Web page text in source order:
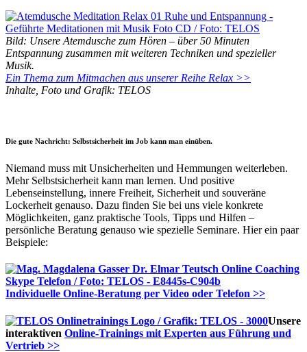
Bild: Unsere Atemdusche zum Hören – über 50 Minuten
Entspannung zusammen mit weiteren Techniken und spezieller
Musik.
Ein Thema zum Mitmachen aus unserer Reihe Relax >>
Inhalte, Foto und Grafik: TELOS
Die gute Nachricht: Selbstsicherheit im Job kann man einüben.
Niemand muss mit Unsicherheiten und Hemmungen weiterleben.
Mehr Selbstsicherheit kann man lernen. Und positive
Lebenseinstellung, innere Freiheit, Sicherheit und souveräne
Lockerheit genauso. Dazu finden Sie bei uns viele konkrete
Möglichkeiten, ganz praktische Tools, Tipps und Hilfen –
persönliche Beratung genauso wie spezielle Seminare. Hier ein paar
Beispiele:
Individuelle Online-Beratung per Video oder Telefon >>
Unsere
interaktiven Online-Trainings mit Experten aus Führung und
Vertrieb >>